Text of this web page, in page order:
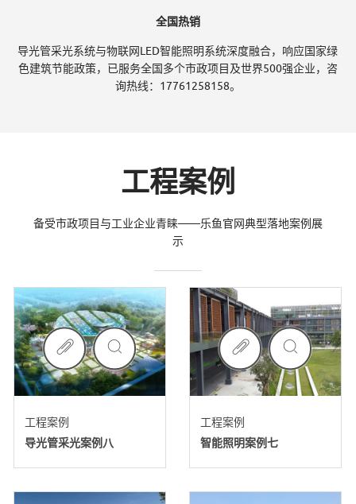
全国热销
导光管采光系统与物联网LED智能照明系统深度融合，响应国家绿
色建筑节能政策，已服务全国多个市政项目及世界500强企业，咨
询热线：17761258158。
工程案例
备受市政项目与工业企业青睐——乐鱼官网典型落地案例展
示
工程案例
导光管采光案例八
工程案例
智能照明案例七